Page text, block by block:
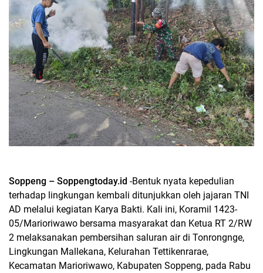
Soppeng – Soppengtoday.id -Bentuk nyata kepedulian
terhadap lingkungan kembali ditunjukkan oleh jajaran TNI
AD melalui kegiatan Karya Bakti. Kali ini, Koramil 1423-
05/Marioriwawo bersama masyarakat dan Ketua RT 2/RW
2 melaksanakan pembersihan saluran air di Tonrongnge,
Lingkungan Mallekana, Kelurahan Tettikenrarae,
Kecamatan Marioriwawo, Kabupaten Soppeng, pada Rabu